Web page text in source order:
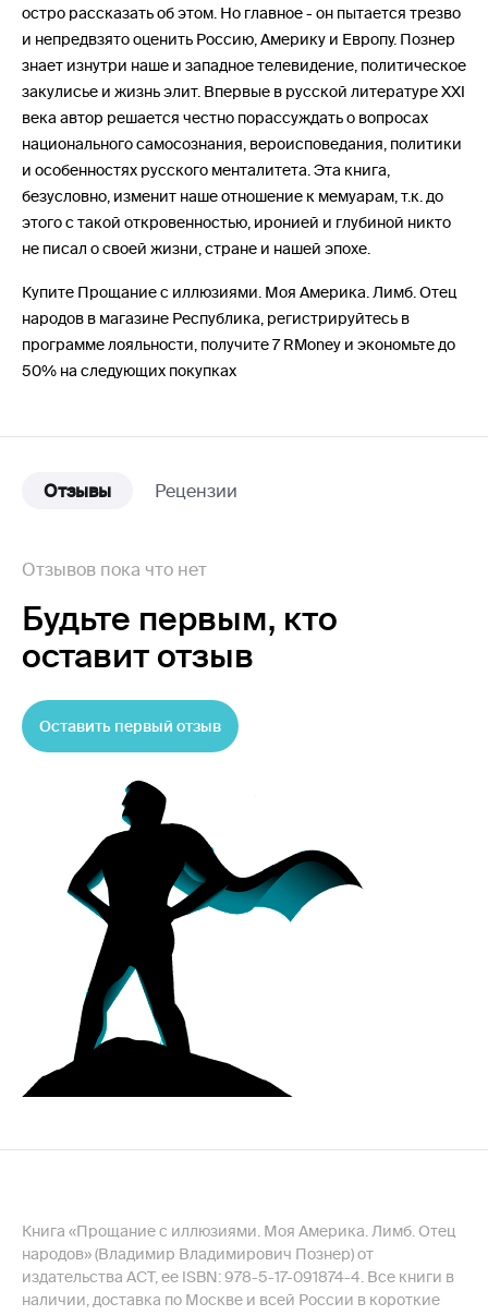
остро рассказать об этом. Но главное - он пытается трезво
и непредвзято оценить Россию, Америку и Европу. Познер
знает изнутри наше и западное телевидение, политическое
закулисье и жизнь элит. Впервые в русской литературе XXI
века автор решается честно порассуждать о вопросах
национального самосознания, вероисповедания, политики
и особенностях русского менталитета. Эта книга,
безусловно, изменит наше отношение к мемуарам, т.к. до
этого с такой откровенностью, иронией и глубиной никто
не писал о своей жизни, стране и нашей эпохе.
Купите Прощание с иллюзиями. Моя Америка. Лимб. Отец
народов в магазине Республика, регистрируйтесь в
программе лояльности, получите 7 RMoney и экономьте до
50% на следующих покупках
Отзывы Рецензии
Отзывов пока что нет
Будьте первым, кто
оставит отзыв
Оставить первый отзыв
Книга «Прощание с иллюзиями. Моя Америка. Лимб. Отец
народов» (Владимир Владимирович Познер) от
издательства АСТ, ее ISBN: 978-5-17-091874-4. Все книги в
наличии, доставка по Москве и всей России в короткие